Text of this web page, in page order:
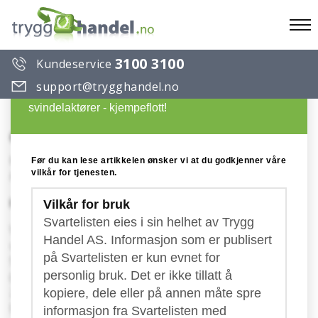
Kundeservice 3100 3100
support@trygghandel.no
OfficeSoftware.Online
Konto: ES16 2100 0056 1002 0146 2604
Publisert: 08.08.2018
Ikke betal "faktura" fra OfficeSoftware.Online
Vi har tidligere advart mot flere forskjellige
utsendelser av "fakturaer" sendt fra en bande
Spania. Der finner dere blant annet GlobalExpress
(jan. 2015), OfficeStore (nov. 2015), OfficeMart (sep.
2016), OfficeSmart (jan. 2017) og OfficeSoftware
Direct (mar. 2017).
Svarteliste over useriøse selskaper og
svindelaktører - kjempeflott!
Før du kan lese artikkelen ønsker vi at du godkjenner våre
vilkår for tjenesten.
Vilkår for bruk
Svartelisten eies i sin helhet av Trygg
Handel AS. Informasjon som er publisert
på Svartelisten er kun evnet for
personlig bruk. Det er ikke tillatt å
kopiere, dele eller på annen måte spre
informasjon fra Svartelisten med